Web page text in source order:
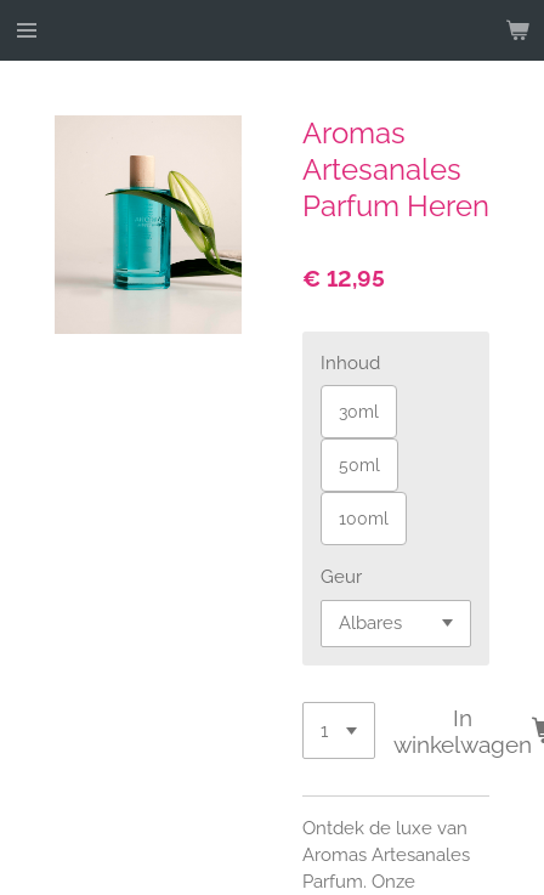
Ga
Aromas
Artesanales
Parfum Heren
€ 12,95
Inhoud
30ml
50ml
100ml
Geur
In
winkelwagen
Ontdek de luxe van
Aromas Artesanales
Parfum. Onze